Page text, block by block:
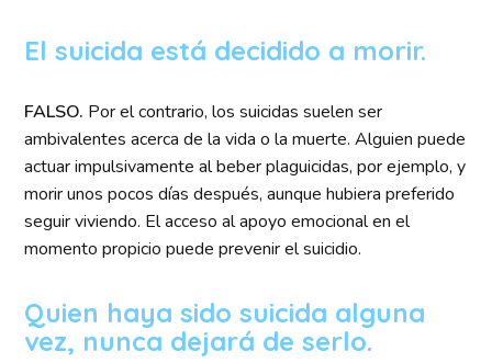
El suicida está decidido a morir.
FALSO. Por el contrario, los suicidas suelen ser
ambivalentes acerca de la vida o la muerte. Alguien puede
actuar impulsivamente al beber plaguicidas, por ejemplo, y
morir unos pocos días después, aunque hubiera preferido
seguir viviendo. El acceso al apoyo emocional en el
momento propicio puede prevenir el suicidio.
Quien haya sido suicida alguna
vez, nunca dejará de serlo.